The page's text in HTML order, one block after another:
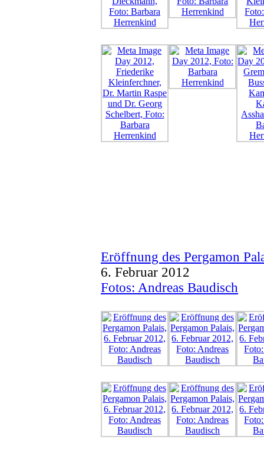
Eröffnung des Pergamon
6. Februar 2012
Fotos: Andreas Baudisch